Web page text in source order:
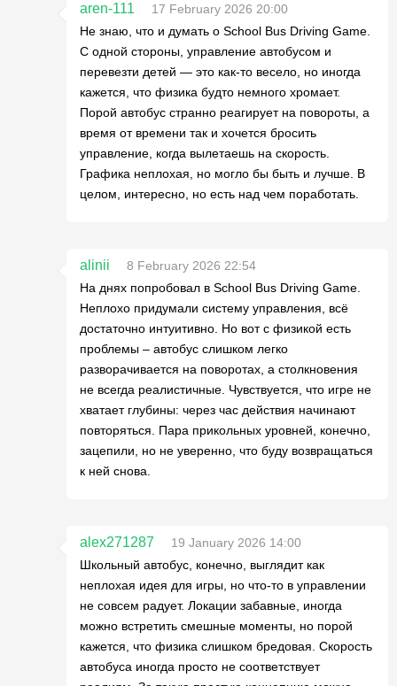
aren-111
17 February 2026 20:00
Не знаю, что и думать о School Bus Driving Game.
С одной стороны, управление автобусом и
перевезти детей — это как-то весело, но иногда
кажется, что физика будто немного хромает.
Порой автобус странно реагирует на повороты, а
время от времени так и хочется бросить
управление, когда вылетаешь на скорость.
Графика неплохая, но могло бы быть и лучше. В
целом, интересно, но есть над чем поработать.
alinii
8 February 2026 22:54
На днях попробовал в School Bus Driving Game.
Неплохо придумали систему управления, всё
достаточно интуитивно. Но вот с физикой есть
проблемы – автобус слишком легко
разворачивается на поворотах, а столкновения
не всегда реалистичные. Чувствуется, что игре не
хватает глубины: через час действия начинают
повторяться. Пара прикольных уровней, конечно,
зацепили, но не уверенно, что буду возвращаться
к ней снова.
alex271287
19 January 2026 14:00
Школьный автобус, конечно, выглядит как
неплохая идея для игры, но что-то в управлении
не совсем радует. Локации забавные, иногда
можно встретить смешные моменты, но порой
кажется, что физика слишком бредовая. Скорость
автобуса иногда просто не соответствует